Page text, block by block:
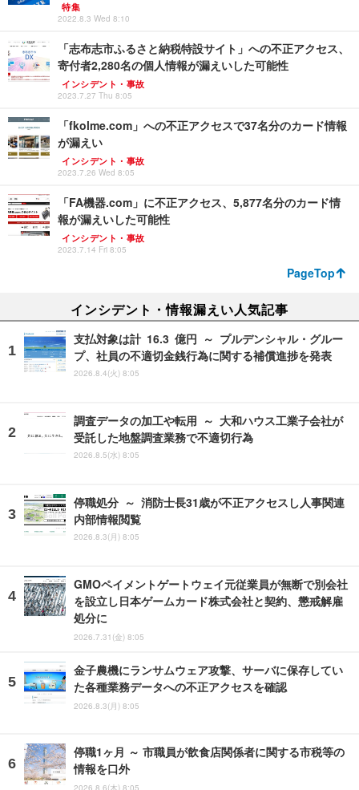
特集
2022.8.3 Wed 8:10
「志布志市ふるさと納税特設サイト」への不正アクセス、
寄付者2,280名の個人情報が漏えいした可能性
インシデント・事故
2023.7.27 Thu 8:05
「fkolme.com」への不正アクセスで37名分のカード情報
が漏えい
インシデント・事故
2023.7.26 Wed 8:05
「FA機器.com」に不正アクセス、5,877名分のカード情
報が漏えいした可能性
インシデント・事故
2023.7.14 Fri 8:05
PageTop
インシデント・情報漏えい人気記事
支払対象は計 16.3 億円 ～ プルデンシャル・グルー
プ、社員の不適切金銭行為に関する補償進捗を発表
2026.8.4(火) 8:05
調査データの加工や転用 ～ 大和ハウス工業子会社が
受託した地盤調査業務で不適切行為
2026.8.5(水) 8:05
停職処分 ～ 消防士長31歳が不正アクセスし人事関連
内部情報閲覧
2026.8.3(月) 8:05
GMOペイメントゲートウェイ元従業員が無断で別会社
を設立し日本ゲームカード株式会社と契約、懲戒解雇
処分に
2026.7.31(金) 8:05
金子農機にランサムウェア攻撃、サーバに保存してい
た各種業務データへの不正アクセスを確認
2026.8.3(月) 8:05
停職1ヶ月 ～ 市職員が飲食店関係者に関する市税等の
情報を口外